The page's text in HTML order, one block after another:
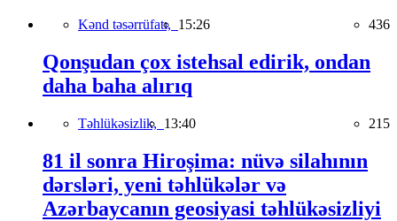
Kənd təsərrüfatı, 15:26 436
Qonşudan çox istehsal edirik, ondan
daha baha alırıq
Təhlükəsizlik, 13:40 215
81 il sonra Hiroşima: nüvə silahının
dərsləri, yeni təhlükələr və
Azərbaycanın geosiyasi təhlükəsizliyi